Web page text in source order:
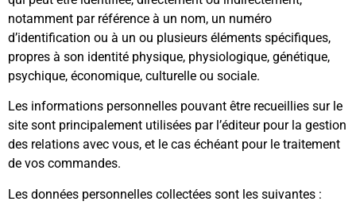
notamment par référence à un nom, un numéro
d’identification ou à un ou plusieurs éléments spécifiques,
propres à son identité physique, physiologique, génétique,
psychique, économique, culturelle ou sociale.
Les informations personnelles pouvant être recueillies sur le
site sont principalement utilisées par l’éditeur pour la gestion
des relations avec vous, et le cas échéant pour le traitement
de vos commandes.
Les données personnelles collectées sont les suivantes :